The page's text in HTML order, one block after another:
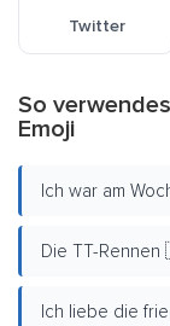
Twitter
So
Emoji
Ich war am
Die TT-
Ich liebe die